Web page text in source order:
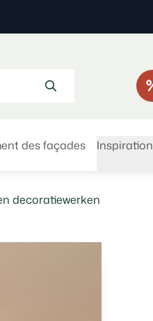
des façades Inspiration
decoratiewerken